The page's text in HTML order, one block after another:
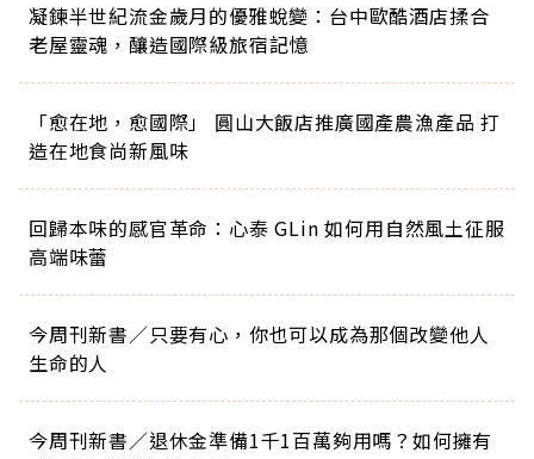
凝鍊半世紀流金歲月的優雅蛻變：台中歐酷酒店揉合
老屋靈魂，釀造國際級旅宿記憶
「愈在地，愈國際」 圓山大飯店推廣國產農漁產品 打
造在地食尚新風味
回歸本味的感官革命：心泰 GLin 如何用自然風土征服
高端味蕾
今周刊新書／只要有心，你也可以成為那個改變他人
生命的人
今周刊新書／退休金準備1千1百萬夠用嗎？如何擁有